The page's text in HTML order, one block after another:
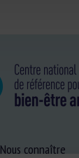
Nous connaître